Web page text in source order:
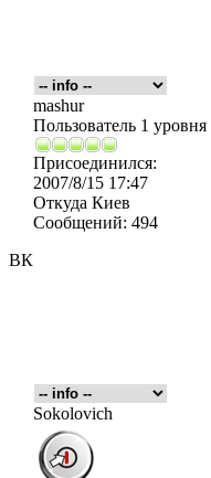
ВК
mashur
Пользователь 1 уровня
Присоединился:
2007/8/15 17:47
Откуда Киев
Сообщений: 494
Sokolovich